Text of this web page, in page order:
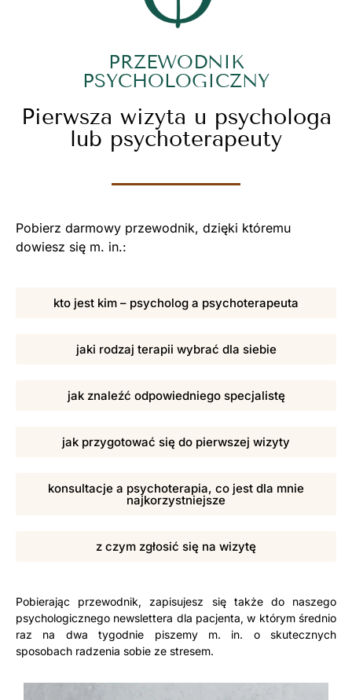
PRZEWODNIK
PSYCHOLOGICZNY
Pierwsza wizyta u psychologa
lub psychoterapeuty
Pobierz darmowy przewodnik, dzięki któremu
dowiesz się m. in.:
kto jest kim – psycholog a psychoterapeuta
jaki rodzaj terapii wybrać dla siebie
jak znaleźć odpowiedniego specjalistę
jak przygotować się do pierwszej wizyty
konsultacje a psychoterapia, co jest dla mnie
najkorzystniejsze
z czym zgłosić się na wizytę
Pobierając przewodnik, zapisujesz się także do naszego
psychologicznego newslettera dla pacjenta, w którym średnio
raz na dwa tygodnie piszemy m. in. o skutecznych
sposobach radzenia sobie ze stresem.